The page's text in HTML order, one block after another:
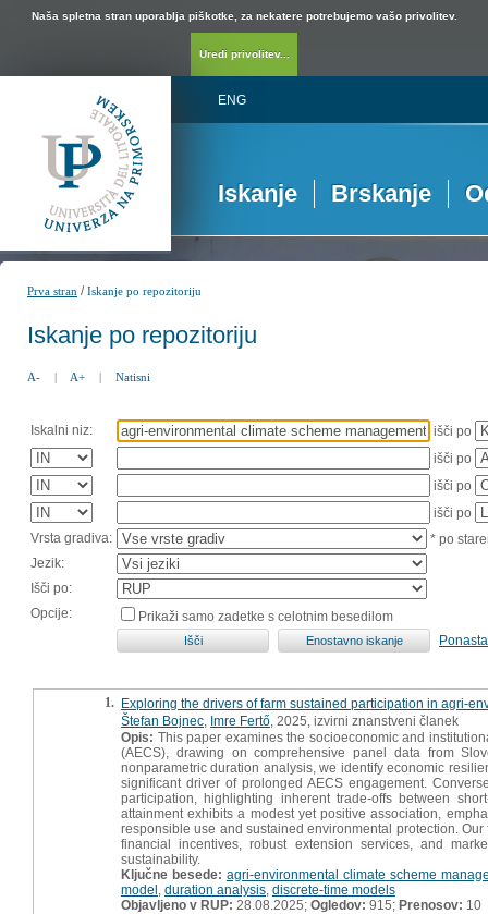
Naša spletna stran uporablja piškotke, za nekatere potrebujemo vašo privolitev.
Uredi privolitev...
ENG
Iskanje Brskanje
Prva stran /Iskanje po repozitoriju
Iskanje po repozitoriju
A- | A+ | Natisni
Iskalni niz:
išči po
išči po
išči po
išči po
Vrsta gradiva:
* po
Jezik:
Išči po:
Opcije:
Prikaži samo zadetke s celotnim besedilom
1. Exploring the drivers of farm sustained participation in
Štefan Bojnec Imre Fertő , 2025, izvirni znanstveni članek
Opis: This paper examines the socioeconomic and
(AECS), drawing on comprehensive panel data from
nonparametric duration analysis, we identify economic
significant driver of prolonged AECS engagement.
participation, highlighting inherent trade-offs between
attainment exhibits a modest yet positive association,
responsible use and sustained environmental protection.
financial incentives, robust extension services, and
sustainability.
Ključne besede: agri-environmental climate scheme
model duration analysis discrete-time models
Objavljeno v RUP: 28.08.2025; Ogledov: 915; Prenosov: 10